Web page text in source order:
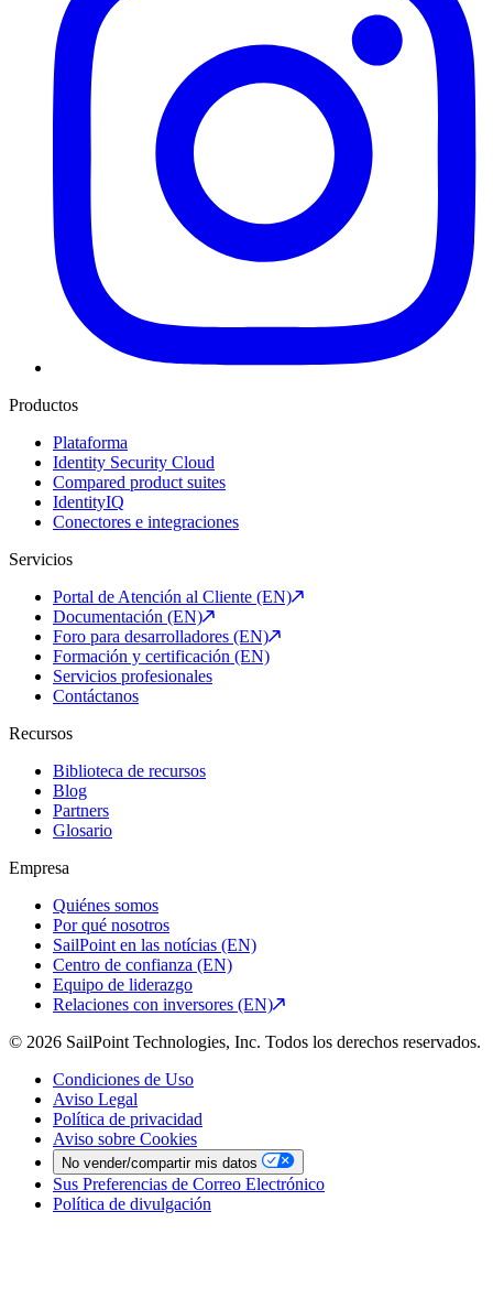
Productos
Plataforma
Identity Security Cloud
Compared product suites
IdentityIQ
Conectores e integraciones
Servicios
Portal de Atención al Cliente (EN)
Documentación (EN)
Foro para desarrolladores (EN)
Formación y certificación (EN)
Servicios profesionales
Contáctanos
Recursos
Biblioteca de recursos
Blog
Partners
Glosario
Empresa
Quiénes somos
Por qué nosotros
SailPoint en las notícias (EN)
Centro de confianza (EN)
Equipo de liderazgo
Relaciones con inversores (EN)
© 2026 SailPoint Technologies, Inc. Todos los derechos reservados.
Condiciones de Uso
Aviso Legal
Política de privacidad
Aviso sobre Cookies
No vender/compartir mis datos
Sus Preferencias de Correo Electrónico
Política de divulgación